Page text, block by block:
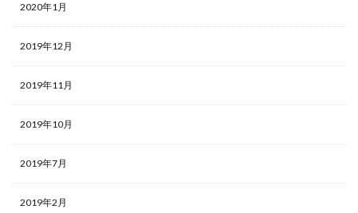
2020年1月
2019年12月
2019年11月
2019年10月
2019年7月
2019年2月